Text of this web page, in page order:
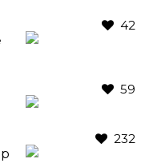
42
59
232